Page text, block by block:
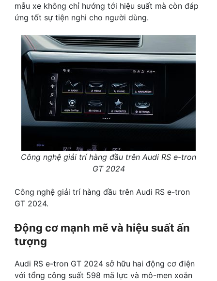
mẫu xe không chỉ hướng tới hiệu suất mà còn đáp
ứng tốt sự tiện nghi cho người dùng.
Công nghệ giải trí hàng đầu trên Audi RS e-tron
GT 2024
Công nghệ giải trí hàng đầu trên Audi RS e-tron
GT 2024.
Động cơ mạnh mẽ và hiệu suất ấn
tượng
Audi RS e-tron GT 2024 sở hữu hai động cơ điện
với tổng công suất 598 mã lực và mô-men xoắn